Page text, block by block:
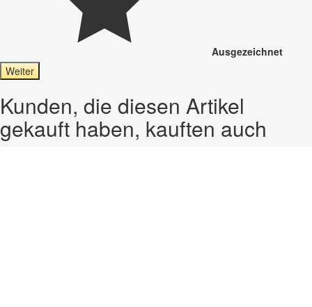
Ausgezeichnet
Weiter
Kunden, die diesen Artikel
gekauft haben, kauften auch